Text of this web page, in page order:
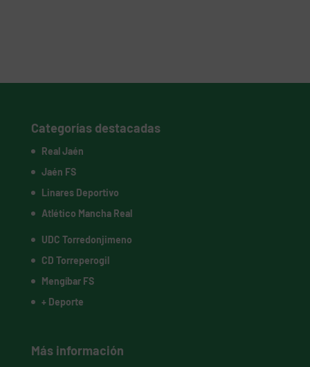
Categorías destacadas
Real Jaén
Jaén FS
Linares Deportivo
Atlético Mancha Real
UDC Torredonjimeno
CD Torreperogil
Mengíbar FS
+ Deporte
Más información